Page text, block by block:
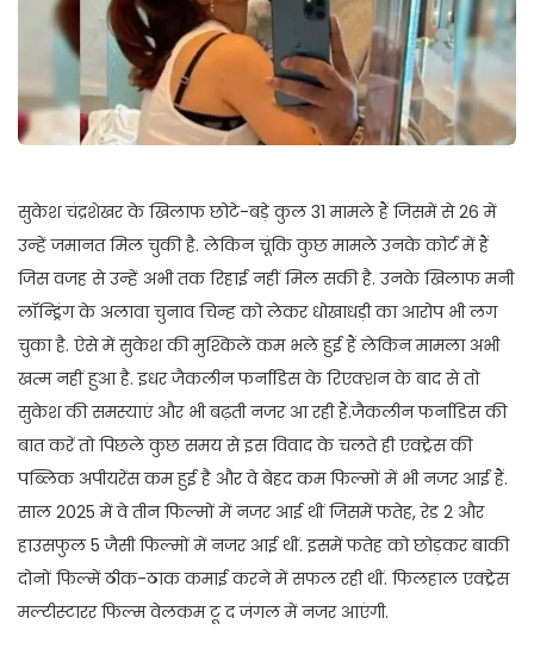
सुकेश चंद्रशेखर के खिलाफ छोटे-बड़े कुल 31 मामले हैं जिसमें से 26 में
उन्हें जमानत मिल चुकी है. लेकिन चूंकि कुछ मामले उनके कोर्ट में हैं
जिस वजह से उन्हें अभी तक रिहाई नहीं मिल सकी है. उनके खिलाफ मनी
लॉन्ड्रिंग के अलावा चुनाव चिन्ह को लेकर धोखाधड़ी का आरोप भी लग
चुका है. ऐसे में सुकेश की मुश्किलें कम भले हुई हैं लेकिन मामला अभी
खत्म नहीं हुआ है. इधर जैकलीन फर्नांडिस के रिएक्शन के बाद से तो
सुकेश की समस्याएं और भी बढ़ती नजर आ रही हैं.जैकलीन फर्नाडिस की
बात करें तो पिछले कुछ समय से इस विवाद के चलते ही एक्ट्रेस की
पब्लिक अपीयरेंस कम हुई है और वे बेहद कम फिल्मों में भी नजर आई हैं.
साल 2025 में वे तीन फिल्मों में नजर आई थीं जिसमें फतेह, रेड 2 और
हाउसफुल 5 जैसी फिल्मों में नजर आई थीं. इसमें फतेह को छोड़कर बाकी
दोनों फिल्में ठीक-ठाक कमाई करने में सफल रही थीं. फिलहाल एक्ट्रेस
मल्टीस्टारर फिल्म वेलकम टू द जंगल में नजर आएंगी.